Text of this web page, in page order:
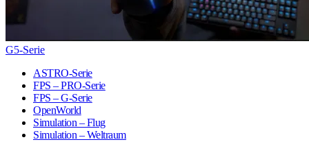
G5-Serie
ASTRO-Serie
FPS – PRO-Serie
FPS – G-Serie
OpenWorld
Simulation – Flug
Simulation – Weltraum